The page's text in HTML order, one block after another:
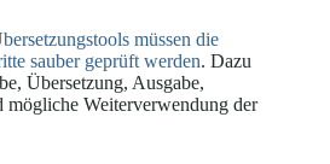
müssen die
sauber geprüft werden. Dazu
Übersetzung, Ausgabe,
mögliche Weiterverwendung der